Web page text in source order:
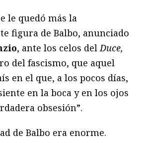
le quedó más la
figura de Balbo, anunciado
, ante los celos delDuce,
del fascismo, que aquel
en el que, a los pocos días,
en la boca y en los ojos
obsesión”.
de Balbo era enorme.